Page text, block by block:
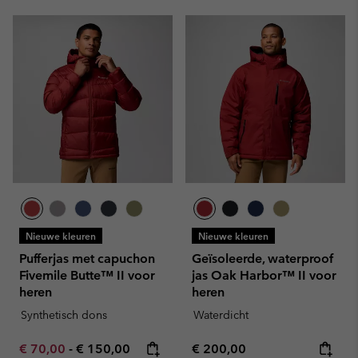
Nieuwe kleuren
Pufferjas met capuchon
Fivemile Butte™ II voor
heren
Synthetisch dons
Minimum sale price:
€ 70,00 - Maximum price:
€ 150,00
Nieuwe kleuren
Geïsoleerde, waterproof
jas Oak Harbor™ II voor
heren
Waterdicht
Regular price:
€ 200,00